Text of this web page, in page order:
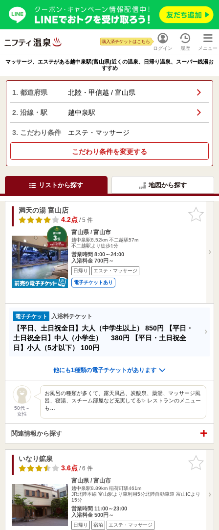
ログイン
購入済チケットはこちら
履歴 メニュー
マッサージ、エステがある越中泉駅(富山県)近くの温泉、日帰り温泉、スーパー銭湯お
すすめ
1. 都道府県 北陸・甲信越 / 富山県
2. 沿線・駅 越中泉駅
3. こだわり条件 エステ・マッサージ
こだわり条件を変更する
リストから探す 地図から探す
お気に入
りに追加
満天の湯 富山店
4.2点/ 5 件
富山県 / 富山市
越中泉駅8.52km 不二越駅57m
不二越駅より徒歩1分
営業時間 8:00～24:00
入浴料金 700円～
日帰り エステ・マッサージ
電子チケットあり
電子チケット 入浴料チケット
【平日、土日祝全日】大人（中学生以上） 850円
【平日・
土日祝全日】中人（小学生） 380円
【平日・土日祝全
日】小人（5才以下） 100円
他にも1種類の電子チケットがあります
50代～
女性
お風呂の種類が多くて、露天風呂、炭酸泉、薬湯、マッサージ風
呂、寝湯、スチーム部屋など充実してる✨ レストランのメニュー
も…
関連情報から探す
お気に入
りに追加
いなり鉱泉
3.6点/ 6 件
富山県 / 富山市
越中泉駅8.89km 稲荷町駅461m
JR北陸本線 富山駅より車利用5分北陸自動車道 富山ICより
15分
営業時間 11:00～23:00
入浴料金 500円～
日帰り 宿泊 エステ・マッサージ